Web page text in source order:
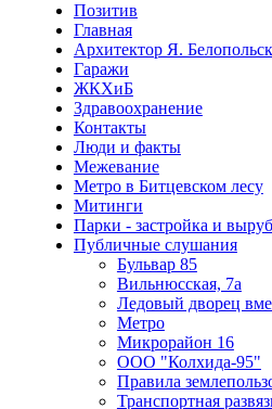
Позитив
Главная
Архитектор Я.
Гаражи
ЖКХиБ
Здравоохранение
Контакты
Люди и факты
Межевание
Метро в Битцевском лесу
Митинги
Парки - застройка и
Публичные слушания
Бульвар 85
Вильнюсская, 7а
Ледовый дворец
Метро
Микрорайон 16
ООО "Колхида-95"
Правила
Транспортная